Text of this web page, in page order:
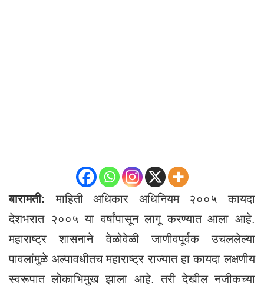
बारामती:माहिती अधिकार अधिनियम २००५ कायदा
देशभरात २००५ या वर्षांपासून लागू करण्यात आला आहे.
महाराष्ट्र शासनाने वेळोवेळी जाणीवपूर्वक उचललेल्या
पावलांमुळे अल्पावधीतच महाराष्ट्र राज्यात हा कायदा लक्षणीय
स्वरूपात लोकाभिमुख झाला आहे. तरी देखील नजीकच्या